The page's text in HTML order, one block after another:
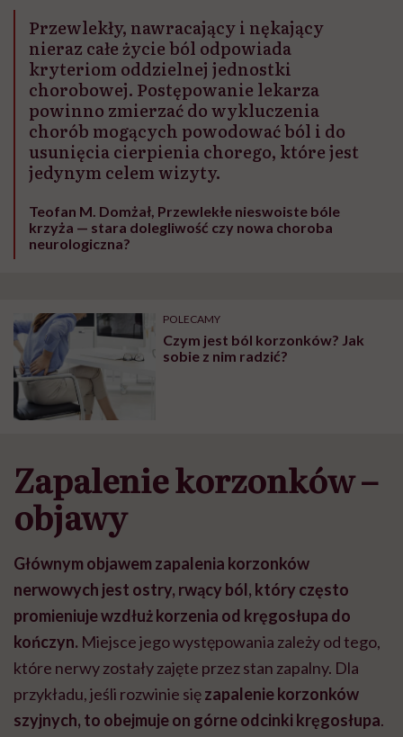
może chyba tylko
głupota i brak
wyobraźni"
Przewlekły, nawracający i nękający
nieraz całe życie ból odpowiada
kryteriom oddzielnej jednostki
chorobowej. Postępowanie lekarza
powinno zmierzać do wykluczenia
chorób mogących powodować ból i do
usunięcia cierpienia chorego, które jest
jedynym celem wizyty.
Teofan M. Domżał, Przewlekłe nieswoiste bóle
krzyża — stara dolegliwość czy nowa choroba
neurologiczna?
POLECAMY
Czym jest ból korzonków? Jak
sobie z nim radzić?
Zapalenie korzonków –
objawy
Głównym objawem zapalenia korzonków
nerwowych jest ostry, rwący ból, który często
promieniuje wzdłuż korzenia od kręgosłupa do
kończyn. Miejsce jego występowania zależy od tego,
które nerwy zostały zajęte przez stan zapalny. Dla
przykładu, jeśli rozwinie sięzapalenie korzonków
szyjnych, to obejmuje on górne odcinki kręgosłupa.